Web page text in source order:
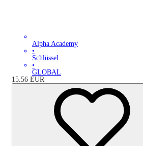
Alpha Academy
•
Schlüssel
•
GLOBAL
15.56 EUR